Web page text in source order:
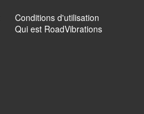
Conditions d'utilisation
Qui est RoadVibrations